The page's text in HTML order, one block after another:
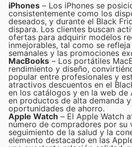
iPhones – Los iPhones se
consistentemente como los
deseados, y durante el Black
dispara. Los clientes buscan
ofertas para adquirir modelos
inmejorables, tal como se
semanales y las promociones
MacBooks– Los portátiles
rendimiento y diseño,
popular entre profesionales y
atractivos descuentos en el
en los catálogos y en la web de
en productos de alta demanda
oportunidades de ahorro.
Apple Watch – El Apple Watch
número de compradores por su
seguimiento de la salud y la
elemento destacado en las